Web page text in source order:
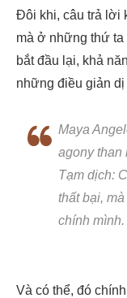
Đôi khi, câu trả lời
mà ở những thứ ta
bắt đầu lại, khả
những điều giản
Maya
agony than
Tạm dịch:
thất bại,
chính mình.
Và có thể, đó